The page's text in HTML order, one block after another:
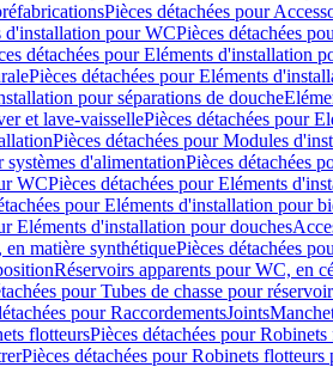
Pièces détachées pour
d'installation pour WCPièces détachées
détachées pour Eléments d'installation
Pièces détachées pour Eléments
pour séparations de douche
et lave-vaissellePièces détachées pour
Pièces détachées pour Modules
systèmes d'alimentationPièces détachées
WCPièces détachées pour Eléments
pour Eléments d'installation pour
Eléments d'installation pour douches
matière synthétiquePièces détachées
Réservoirs apparents pour WC, en
pour Tubes de chasse pour
pour RaccordementsJoints
flotteursPièces détachées pour
Pièces détachées pour Robinets flotteurs